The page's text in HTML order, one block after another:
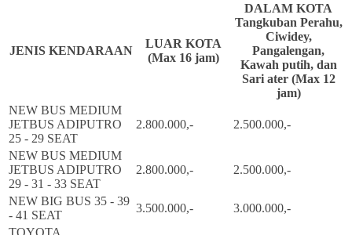
JENIS KENDARAAN
LUAR KOTA
(Max 16 jam)
DALAM KOTA
Tangkuban Perahu,
Ciwidey,
Pangalengan,
Kawah putih, dan
Sari ater (Max 12
jam)
NEW BUS MEDIUM
JETBUS ADIPUTRO
25 - 29 SEAT
2.800.000,- 2.500.000,-
NEW BUS MEDIUM
JETBUS ADIPUTRO
29 - 31 - 33 SEAT
2.800.000,- 2.500.000,-
NEW BIG BUS 35 - 39
- 41 SEAT
3.500.000,-
3.000.000,-
TOYOTA